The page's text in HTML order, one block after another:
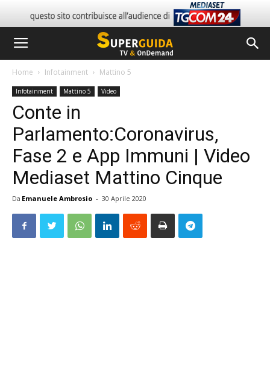
Home Infotainment Mattino 5
Infotainment Mattino 5 Video
Conte in
Parlamento:Coronavirus,
Fase 2 e App Immuni | Video
Mediaset Mattino Cinque
Da Emanuele Ambrosio - 30 Aprile 2020